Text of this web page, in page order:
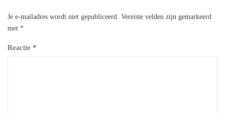
Je e-mailadres wordt niet gepubliceerd. Vereiste velden zijn gemarkeerd
met *
Reactie *